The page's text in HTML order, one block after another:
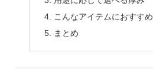
こんなアイテムにおすすめ
まとめ